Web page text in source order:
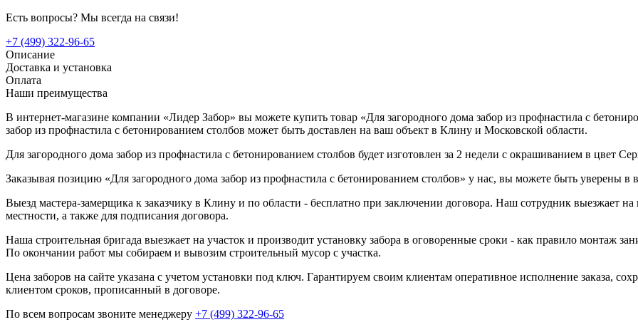
Есть вопросы? Мы всегда на связи!
+7 (499) 322-96-65
Описание
Доставка и установка
Оплата
Наши преимущества
В интернет-магазине компании «Лидер Забор» вы можете купить товар «Для загородного дома забор из профнастила с
забор из профнастила с бетонированием столбов может быть доставлен на ваш объект в Клину и Московской области.
Для загородного дома забор из профнастила с бетонированием столбов будет изготовлен за 2 недели с окрашиванием в цвет
Заказывая позицию «Для загородного дома забор из профнастила с бетонированием столбов» у нас, вы можете быть уверены в
Выезд мастера-замерщика к заказчику в Клину и по области - бесплатно при заключении договора. Наш сотрудник выезжает
местности, а также для подписания договора.
Наша строительная бригада выезжает на участок и производит установку забора в оговоренные сроки - как правило монтаж
По окончании работ мы собираем и вывозим строительный мусор с участка.
Цена заборов на сайте указана с учетом установки под ключ. Гарантируем своим клиентам оперативное исполнение заказа,
клиентом сроков, прописанный в договоре.
По всем вопросам звоните менеджеру +7 (499) 322-96-65